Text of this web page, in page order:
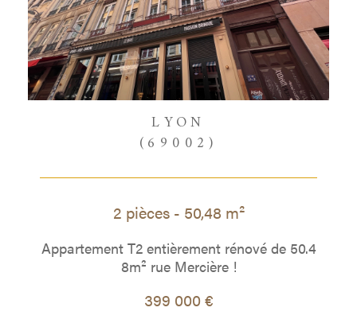
LYON
(69002)
2 pièces - 50,48 m²
Appartement T2 entièrement rénové de 50.4
8m² rue Mercière !
399 000 €